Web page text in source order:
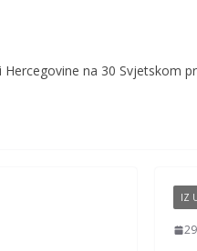
na 30 Svjetskom
IZ